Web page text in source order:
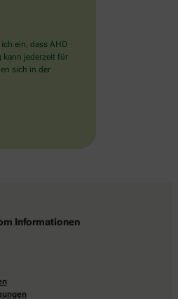
ein, dass AHD
kann jederzeit für
sich in der
Informationen